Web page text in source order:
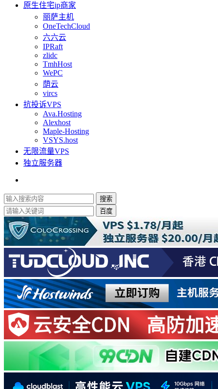
原生住宅ip商家
丽萨主机
OneTechCloud
六六云
IPRaft
zlidc
TmhHost
WePC
荫云
vircs
抗投诉VPS
Ava.Hosting
Alexhost
Maple-Hosting
VSYS.host
无限流量VPS
独立服务器